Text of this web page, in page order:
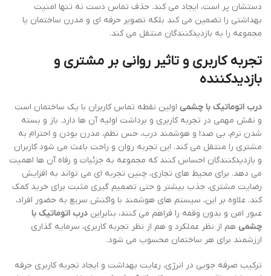
دستشان پر است، ایجاد می کند. حذف تماس دست نه تنها امنیت
بهداشتی را تضمین می کند بلکه تصویر حرفه ای و مدرن ساختمان یا
مجموعه را به بازدیدکنندگان منتقل می کند.
تجربه کاربری و تاثیر روانی بر مشتری و
بازدیدکننده
درب اتوماتیک با چشمی اولین نقطه تماس کاربران با یک ساختمان است
و نقش مهمی در تجربه کاربری و برداشت اولیه آن ها دارد. باز و بسته
شدن نرم، بی صدا و هوشمند درب، حس نظم، مدرن بودن و احترام به
مشتری را منتقل می کند. این تجربه روان و راحت باعث می شود کاربران
و بازدیدکنندگان احساس کنند که مجموعه به جزئیات و رفاه آن ها اهمیت
می دهد. برای محیط های تجاری، چنین تجربه ای می تواند به افزایش
رضایت مشتری، جذب بیشتر و حتی تصمیم گیری مثبت برای خرید کمک
کند. علاوه بر این، سیستم های هوشمند با واکنش سریع به حضور افراد،
عبور امن و بدون وقفه را فراهم می کنند، بنابراین درب اتوماتیک با
چشمی هم از نظر عملکرد و هم از نظر تجربه کاربری، سرمایه گذاری
ارزشمند برای هر ساختمان محسوب می شود.
ترکیب صرفه جویی در انرژی، رعایت بهداشت و ایجاد تجربه کاربری حرفه